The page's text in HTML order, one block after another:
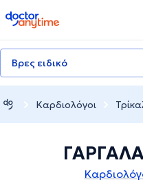
doctoranytime
Βρες ειδικό
Καρδιολόγοι